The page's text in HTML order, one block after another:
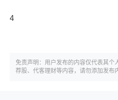
4
免责声明：用户发布的内容仅代表其
荐股、代客理财等内容，请勿添加发布